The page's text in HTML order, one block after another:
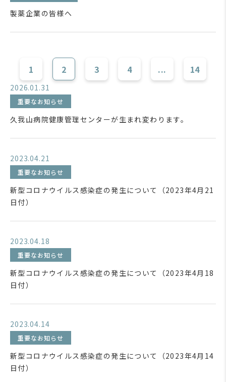
製薬企業の皆様へ
1 2 3 4 ... 14
2026.01.31
重要なお知らせ
久我山病院健康管理センターが生まれ変わります。
2023.04.21
重要なお知らせ
新型コロナウイルス感染症の発生について（2023年4月21
日付）
2023.04.18
重要なお知らせ
新型コロナウイルス感染症の発生について（2023年4月18
日付）
2023.04.14
重要なお知らせ
新型コロナウイルス感染症の発生について（2023年4月14
日付）